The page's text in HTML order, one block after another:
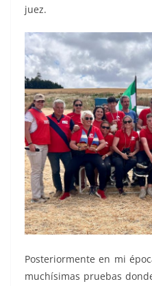
juez.
Posteriormente en mi
muchísimas pruebas